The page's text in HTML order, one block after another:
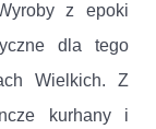
z epoki
dla tego
Wielkich. Z
kurhany i